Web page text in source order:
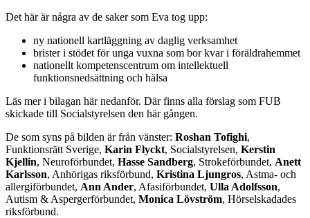
Det här är några av de saker som Eva tog upp:
ny nationell kartläggning av daglig verksamhet
brister i stödet för unga vuxna som bor kvar i föräldrahemmet
nationellt kompetenscentrum om intellektuell
funktionsnedsättning och hälsa
Läs mer i bilagan här nedanför. Där finns alla förslag som FUB
skickade till Socialstyrelsen den här gången.
De som syns på bilden är från vänster: Roshan Tofighi,
Funktionsrätt Sverige, Karin Flyckt, Socialstyrelsen, Kerstin
Kjellin, Neuroförbundet, Hasse Sandberg, Strokeförbundet, Anett
Karlsson, Anhörigas riksförbund, Kristina Ljungros, Astma- och
allergiförbundet, Ann Ander, Afasiförbundet, Ulla Adolfsson,
Autism & Aspergerförbundet, Monica Lövström, Hörselskadades
riksförbund.